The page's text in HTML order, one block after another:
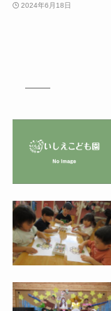
2024年6月18日